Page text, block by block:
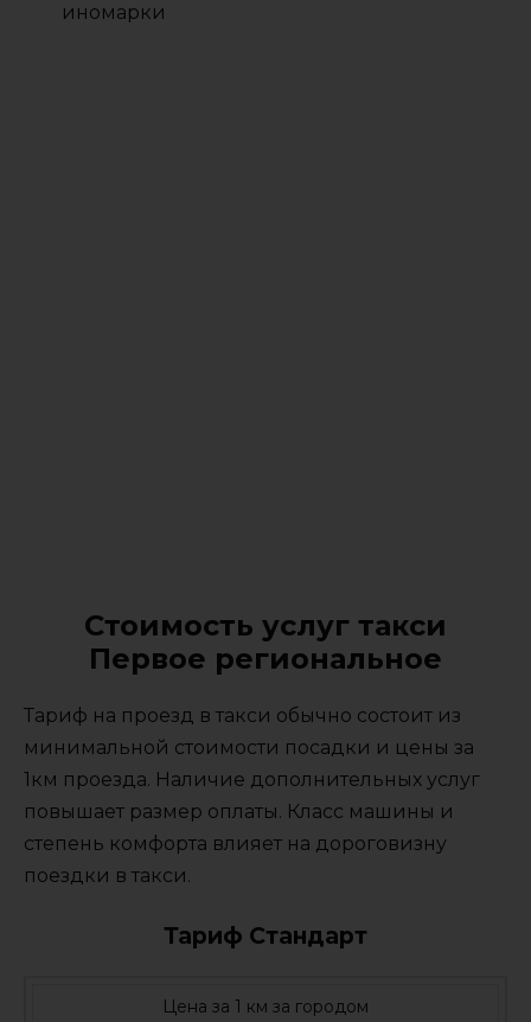
иномарки
Стоимость услуг такси
Первое региональное
Тариф на проезд в такси обычно состоит из
минимальной стоимости посадки и цены за
1км проезда. Наличие дополнительных услуг
повышает размер оплаты. Класс машины и
степень комфорта влияет на дороговизну
поездки в такси.
Тариф Стандарт
Цена за 1 км за городом